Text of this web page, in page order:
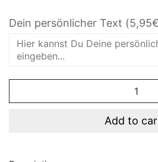
Dein persönlicher Text
Resolutions
Add to